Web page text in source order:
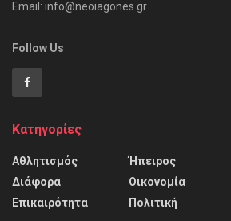
Email: info@neoiagones.gr
Follow Us
Κατηγορίες
Αθλητισμός
Διάφορα
Επικαιρότητα
Ήπειρος
Οικονομία
Πολιτική